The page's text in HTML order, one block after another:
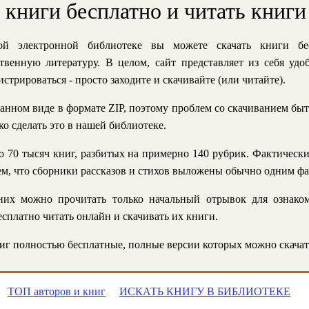
книги бесплатно и читать
электронной библиотеке вы можете скачать книги
литературу. В целом, сайт представляет из себя
- просто заходите и скачивайте (или читайте).
виде в формате ZIP, поэтому проблем со скачиванием
сделать это в нашей библиотеке.
тысяч книг, разбитых на примерно 140 рубрик.
что сборники рассказов и стихов выложены обычно одним
можно прочитать только начальный отрывок для
читать онлайн и скачивать их книги.
полностью бесплатные, полные версии которых можно
ТОП авторов и книг ИСКАТЬ КНИГУ В БИБЛИОТЕКЕ